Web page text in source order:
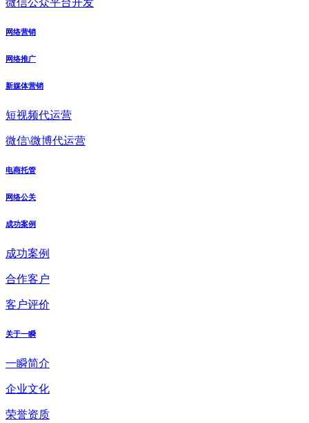
网络营销
网络推广
新媒体营销
短视频代运营
微信\微博代运营
电商托管
网络公关
成功案例
成功案例
合作客户
客户评价
关于一瞬
一瞬简介
企业文化
荣誉资质